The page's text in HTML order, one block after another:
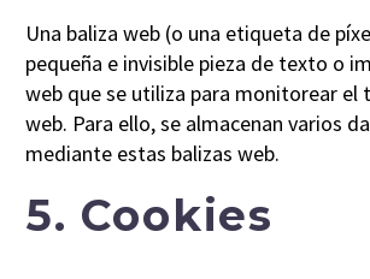
Una baliza web (o una etiqueta de
pequeña e invisible pieza de texto o
web que se utiliza para monitorear el
web. Para ello, se almacenan varios
mediante estas balizas web.
5. Cookies